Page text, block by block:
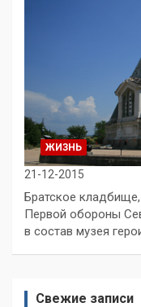
ЖИЗНЬ
21-12-2015
Братское
Первой обороны
в состав музея
Свежие записи